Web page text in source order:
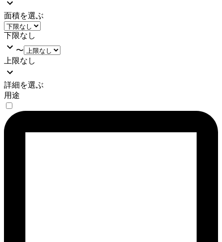
面積を選ぶ
下限なし
〜
上限なし
詳細を選ぶ
用途